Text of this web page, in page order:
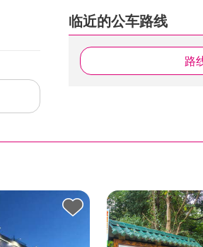
临近的公车路线
路